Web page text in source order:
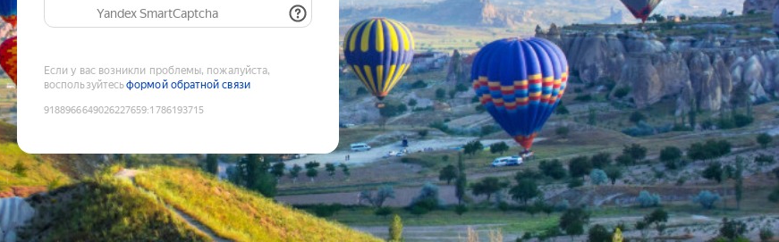
Yandex SmartCaptcha
Если у вас возникли проблемы, пожалуйста,
воспользуйтесьформой обратной связи
9188966649026227659:1786193715